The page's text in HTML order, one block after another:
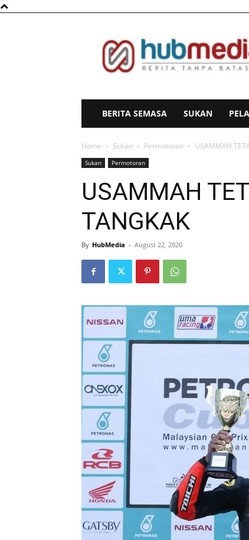
BERITA SEMASA SUKAN
Home Sukan Permotoran USAMMAH
Sukan Permotoran
USAMMAH
TANGKAK
By HubMedia - August 22, 2020